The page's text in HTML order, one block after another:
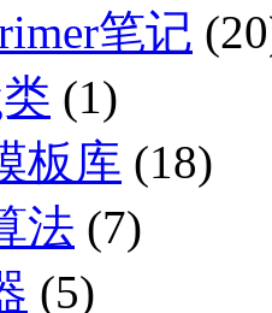
笔记
(1)
板库 (18)
法 (7)
(5)